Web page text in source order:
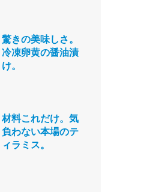
驚きの美味しさ。
冷凍卵黄の醤油漬
け。
材料これだけ。気
負わない本場のテ
ィラミス。